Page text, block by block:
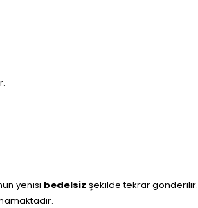
yenisi bedelsiz şekilde tekrar gönderilir.